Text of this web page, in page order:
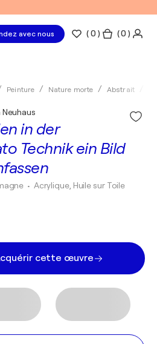
avec nous (0 ) ( 0 )
Peinture Nature morte Abstrait
in der
Technik ein Bild
• Acrylique, Huile sur Toile
cette œuvre